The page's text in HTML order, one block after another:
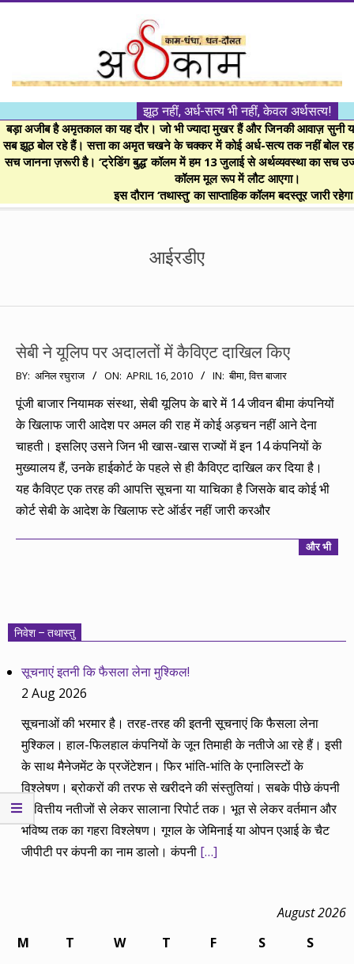
।।
अर्थकाम।।
BE
FINANCIALLY
झूठ नहीं, अर्ध-सत्य भी नहीं, केवल अर्थसत्य!
बड़ा अजीब है अमृतकाल का यह दौर। जो भी ज्यादा मुखर हैं और जिनकी आवाज़ सुनी
सब झूठ बोल रहे हैं। सत्ता का अमृत चखने के चक्कर में कोई अर्ध-सत्य तक नहीं बोल
सच जानना ज़रूरी है। ‘ट्रेडिंग बुद्ध’ कॉलम में हम 13 जुलाई से अर्थव्यवस्था का सच
कॉलम मूल रूप में लौट आएगा।
इस दौरान ‘तथास्तु’ का साप्ताहिक कॉलम बदस्तूर जारी
आईरडीए
सेबी ने यूलिप पर अदालतों में कैविएट दाखिल किए
2010-
04-
16
BY: अनिल रघुराज ON: APRIL 16, 2010 IN: बीमा,वित्त बाजार
पूंजी बाजार नियामक संस्था, सेबी यूलिप के बारे में 14 जीवन बीमा कंपनियों
के खिलाफ जारी आदेश पर अमल की राह में कोई अड़चन नहीं आने देना
चाहती। इसलिए उसने जिन भी खास-खास राज्यों में इन 14 कंपनियों के
मुख्यालय हैं, उनके हाईकोर्ट के पहले से ही कैविएट दाखिल कर दिया है।
यह कैविएट एक तरह की आपत्ति सूचना या याचिका है जिसके बाद कोई भी
कोर्ट सेबी के आदेश के खिलाफ स्टे ऑर्डर नहीं जारी करऔर
और भी
निवेश – तथास्तु
सूचनाएं इतनी कि फैसला लेना मुश्किल!
2 Aug 2026
सूचनाओं की भरमार है। तरह-तरह की इतनी सूचनाएं कि फैसला लेना
मुश्किल। हाल-फिलहाल कंपनियों के जून तिमाही के नतीजे आ रहे हैं। इसी
के साथ मैनेजमेंट के प्रजेंटेशन। फिर भांति-भांति के एनालिस्टों के
विश्लेषण। ब्रोकरों की तरफ से खरीदने की संस्तुतियां। सबके पीछे कंपनी
के वित्तीय नतीजों से लेकर सालाना रिपोर्ट तक। भूत से लेकर वर्तमान और
भविष्य तक का गहरा विश्लेषण। गूगल के जेमिनाई या ओपन एआई के चैट
जीपीटी पर कंपनी का नाम डालो। कंपनी […]
August 2026
M
T W T F S
S